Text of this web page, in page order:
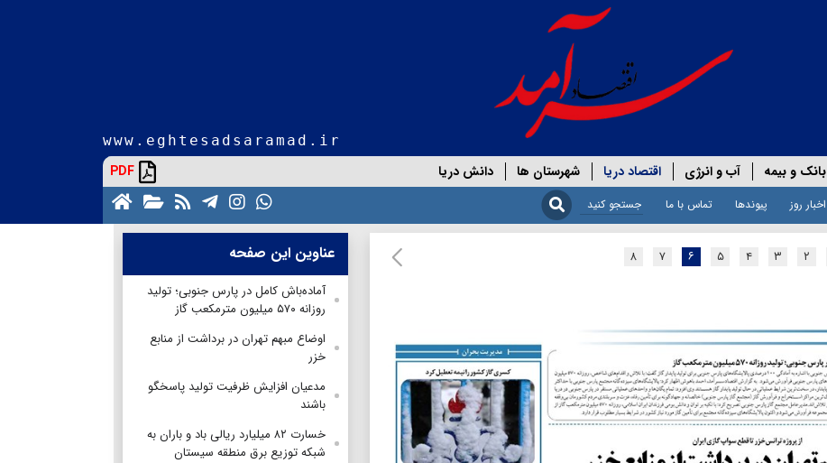
www.eghtesadsaramad.ir
بانک و بیمه آب و انرژی اقتصاد دریا شهرستان ها دانش دریا PDF
اخبار روز پیوندها تماس با ما
۲ ۳ ۴ ۵ ۶ ۷ ۸ عناوین این صفحه
آماده‌باش کامل در پارس جنوبی؛ تولید
روزانه ۵۷۰ میلیون مترمکعب گاز
اوضاع مبهم تهران در برداشت از منابع
خزر
مدعیان افزایش ظرفیت تولید پاسخگو
باشند
خسارت ۸۲ میلیارد ریالی باد و باران به
شبکه توزیع برق منطقه سیستان